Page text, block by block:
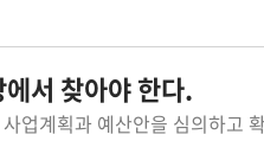
서 찾아야 한다.